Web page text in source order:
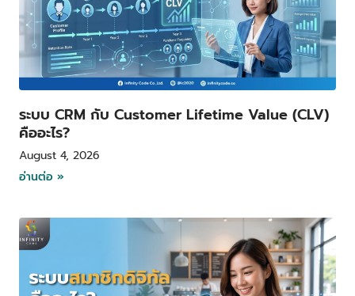
ระบบ CRM กับ Customer Lifetime Value (CLV)
คืออะไร?
August 4, 2026
อ่านต่อ »